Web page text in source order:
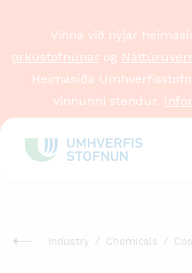
Vinna við nýjar
orkustofnunar og
Heimasíða
vinnunni stendur.
Industry Chemicals